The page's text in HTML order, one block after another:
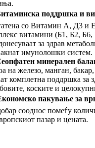
поддршка и
со Витамин А, Д3 и
витамини (Б1, Б2, Б6,
за здрав
имунолошки систем.
минерален
на железо, манган,
комплетна поддршка за
коските и
пакување за
сооднос помеѓу
пазар и цената.